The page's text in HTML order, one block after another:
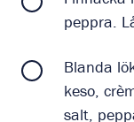
peppra.
Blanda
keso,
salt,